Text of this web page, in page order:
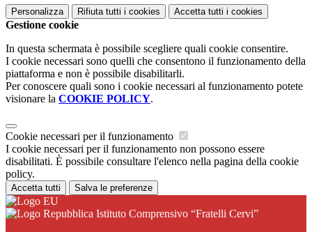
Personalizza Rifiuta tutti i cookies Accetta tutti i cookies
Gestione cookie
In questa schermata è possibile scegliere quali cookie consentire.
I cookie necessari sono quelli che consentono il funzionamento della
piattaforma e non è possibile disabilitarli.
Per conoscere quali sono i cookie necessari al funzionamento potete
visionare la COOKIE POLICY.
Cookie necessari per il funzionamento
I cookie necessari per il funzionamento non possono essere
disabilitati. È possibile consultare l'elenco nella pagina della cookie
policy.
Accetta tutti Salva le preferenze
Istituto Comprensivo “Fratelli Cervi”